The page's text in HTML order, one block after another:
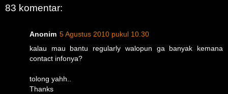
83 komentar:
Anonim 5 Agustus 2010 pukul 10.30
kalau mau bantu regularly walopun ga banyak kemana
contact infonya?
tolong yahh..
Thanks